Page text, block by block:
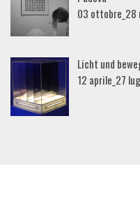
03 ottobre_28
Licht und
12 aprile_27